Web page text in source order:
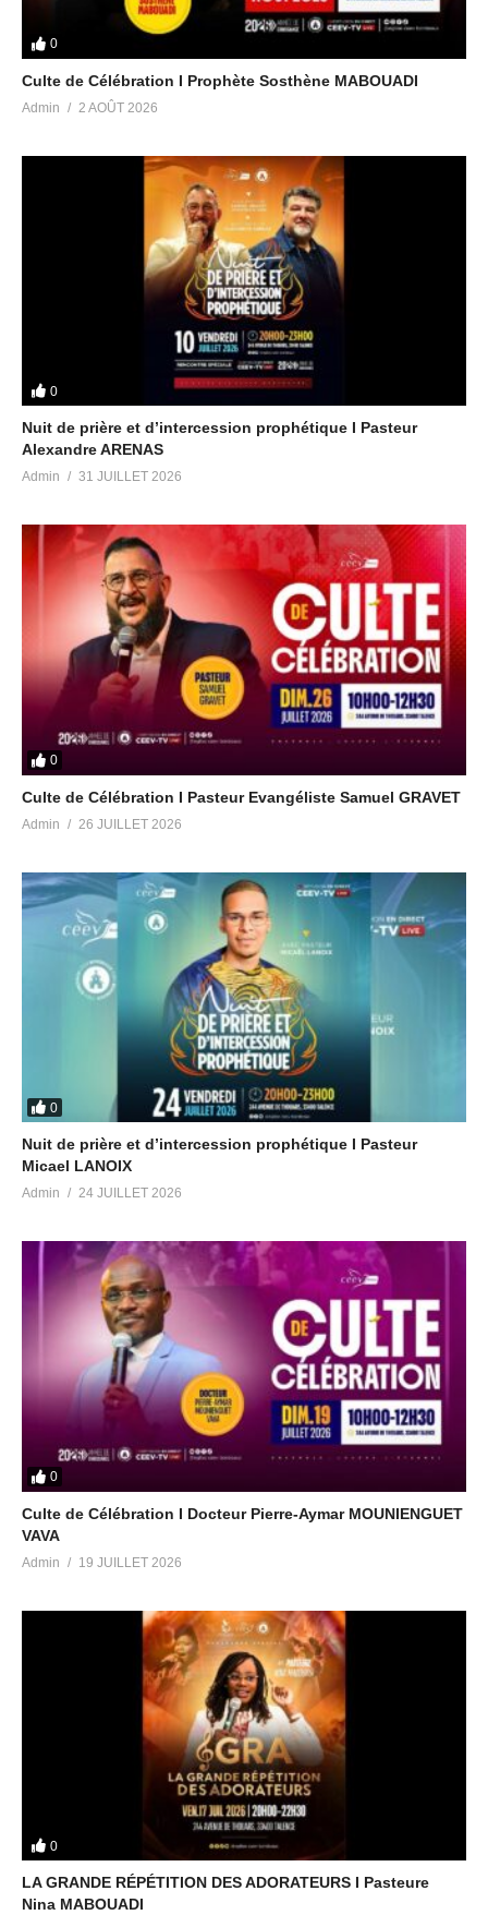
0
Culte de Célébration I Prophète Sosthène MABOUADI
Admin 2 AOÛT 2026
0
Nuit de prière et d’intercession prophétique I Pasteur
Alexandre ARENAS
Admin 31 JUILLET 2026
0
Culte de Célébration I Pasteur Evangéliste Samuel GRAVET
Admin 26 JUILLET 2026
0
Nuit de prière et d’intercession prophétique I Pasteur
Micael LANOIX
Admin 24 JUILLET 2026
0
Culte de Célébration I Docteur Pierre-Aymar MOUNIENGUET
VAVA
Admin 19 JUILLET 2026
0
LA GRANDE RÉPÉTITION DES ADORATEURS I Pasteure
Nina MABOUADI